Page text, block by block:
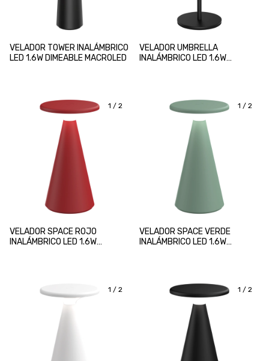
VELADOR TOWER INALÁMBRICO
LED 1.6W DIMEABLE MACROLED
VELADOR UMBRELLA
INALÁMBRICO LED 1.6W
1 / 2
VELADOR SPACE ROJO
INALÁMBRICO LED 1.6W
1 / 2
VELADOR SPACE VERDE
INALÁMBRICO LED 1.6W
1 / 2 1 / 2